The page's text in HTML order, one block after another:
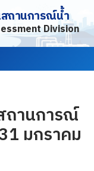
สถานการณ์น้ำ
Division
ถานการณ์
มกราคม